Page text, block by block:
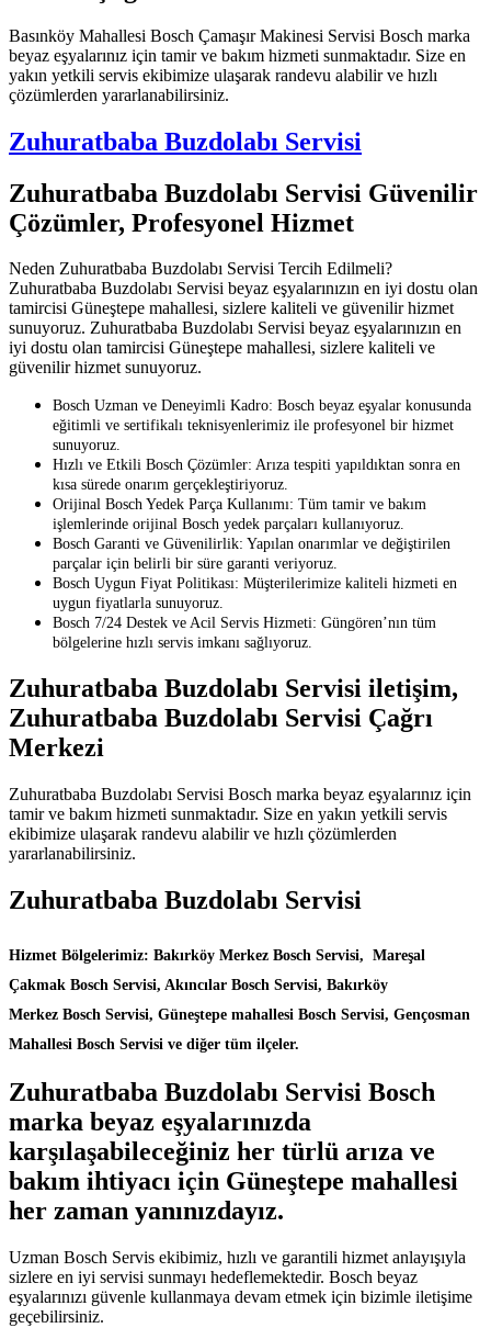
Basınköy Mahallesi Bosch Çamaşır Makinesi Servisi Bosch marka
beyaz eşyalarınız için tamir ve bakım hizmeti sunmaktadır. Size en
yakın yetkili servis ekibimize ulaşarak randevu alabilir ve hızlı
çözümlerden yararlanabilirsiniz.
Zuhuratbaba Buzdolabı Servisi
Zuhuratbaba Buzdolabı Servisi Güvenilir
Çözümler, Profesyonel Hizmet
Neden Zuhuratbaba Buzdolabı Servisi Tercih Edilmeli?
Zuhuratbaba Buzdolabı Servisi beyaz eşyalarınızın en iyi dostu olan
tamircisi Güneştepe mahallesi, sizlere kaliteli ve güvenilir hizmet
sunuyoruz. Zuhuratbaba Buzdolabı Servisi beyaz eşyalarınızın en
iyi dostu olan tamircisi Güneştepe mahallesi, sizlere kaliteli ve
güvenilir hizmet sunuyoruz.
Bosch Uzman ve Deneyimli Kadro: Bosch beyaz eşyalar konusunda
eğitimli ve sertifikalı teknisyenlerimiz ile profesyonel bir hizmet
sunuyoruz.
Hızlı ve Etkili Bosch Çözümler: Arıza tespiti yapıldıktan sonra en
kısa sürede onarım gerçekleştiriyoruz.
Orijinal Bosch Yedek Parça Kullanımı: Tüm tamir ve bakım
işlemlerinde orijinal Bosch yedek parçaları kullanıyoruz.
Bosch Garanti ve Güvenilirlik: Yapılan onarımlar ve değiştirilen
parçalar için belirli bir süre garanti veriyoruz.
Bosch Uygun Fiyat Politikası: Müşterilerimize kaliteli hizmeti en
uygun fiyatlarla sunuyoruz.
Bosch 7/24 Destek ve Acil Servis Hizmeti: Güngören’nın tüm
bölgelerine hızlı servis imkanı sağlıyoruz.
Zuhuratbaba Buzdolabı Servisi iletişim,
Zuhuratbaba Buzdolabı Servisi Çağrı
Merkezi
Zuhuratbaba Buzdolabı Servisi Bosch marka beyaz eşyalarınız için
tamir ve bakım hizmeti sunmaktadır. Size en yakın yetkili servis
ekibimize ulaşarak randevu alabilir ve hızlı çözümlerden
yararlanabilirsiniz.
Zuhuratbaba Buzdolabı Servisi
Hizmet Bölgelerimiz: Bakırköy Merkez Bosch Servisi, Mareşal
Çakmak Bosch Servisi, Akıncılar Bosch Servisi, Bakırköy
Merkez Bosch Servisi, Güneştepe mahallesi Bosch Servisi, Gençosman
Mahallesi Bosch Servisi ve diğer tüm ilçeler.
Zuhuratbaba Buzdolabı Servisi Bosch
marka beyaz eşyalarınızda
karşılaşabileceğiniz her türlü arıza ve
bakım ihtiyacı için Güneştepe mahallesi
her zaman yanınızdayız.
Uzman Bosch Servis ekibimiz, hızlı ve garantili hizmet anlayışıyla
sizlere en iyi servisi sunmayı hedeflemektedir. Bosch beyaz
eşyalarınızı güvenle kullanmaya devam etmek için bizimle iletişime
geçebilirsiniz.